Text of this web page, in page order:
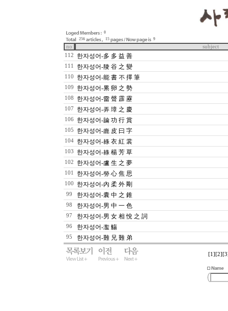
0
256
15 9
no
subject
112
한자성어-多 多 益 善
111 한자성어-陵 谷 之 變
110 한자성어-能 書 不 擇 筆
109 한자성어-累 卵 之 勢
108 한자성어-雷 聲 霹 靂
107 한자성어-弄 璋 之 慶
106 한자성어-論 功 行 賞
105 한자성어-鹿 皮 曰 字
104 한자성어-綠 衣 紅 裳
103 한자성어-綠 楊 芳 草
102 한자성어-盧 生 之 夢
101 한자성어-勞 心 焦 思
100 한자성어-內 柔 外 剛
99 한자성어-囊 中 之 錐
98 한자성어-男 中 一 色
97 한자성어-男 女 相 悅 之 詞
96 한자성어-濫 觴
95 한자성어-難 兄 難 弟
[1] [2]